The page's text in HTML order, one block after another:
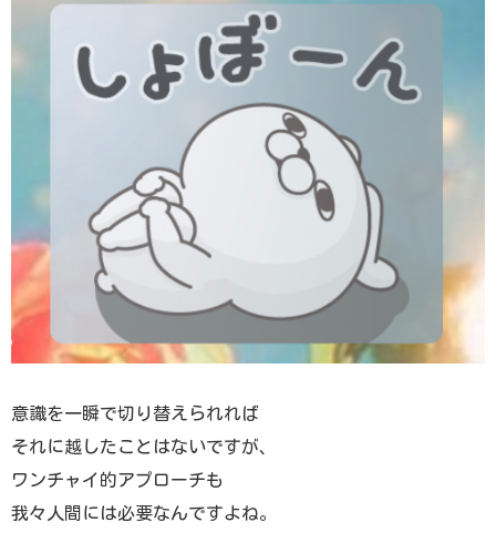
意識を一瞬で切り替えられれば
それに越したことはないですが、
ワンチャイ的アプローチも
我々人間には必要なんですよね。